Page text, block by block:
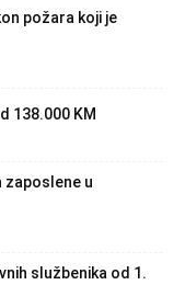
požara koji je
138.000 KM
zaposlene u
službenika od 1.